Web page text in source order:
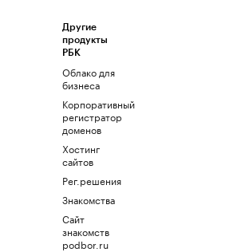
Другие
продукты
РБК
Облако для
бизнеса
Корпоративный
регистратор
доменов
Хостинг
сайтов
Рег.решения
Знакомства
Сайт
знакомств
podbor.ru